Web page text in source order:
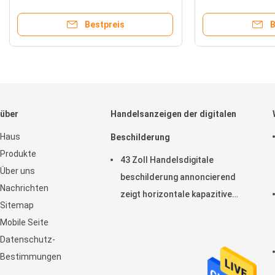
annonciert
Bestpreis
an der Wand
über
Haus
Produkte
Über uns
Nachrichten
Sitemap
Mobile Seite
Datenschutz-
Bestimmungen
Handelsanzeigen der digitalen
Beschilderung
43 Zoll Handelsdigitale
beschilderung annoncierend
zeigt horizontale kapazitive